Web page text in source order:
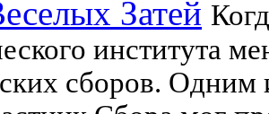
Затей
института
сборов.